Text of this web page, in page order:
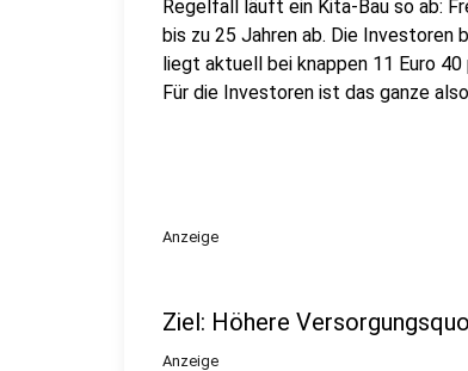
Regelfall läuft ein Kita-Bau so ab:
bis zu 25 Jahren ab. Die Investoren
liegt aktuell bei knappen 11 Euro
Für die Investoren ist das ganze
Anzeige
Ziel: Höhere
Anzeige